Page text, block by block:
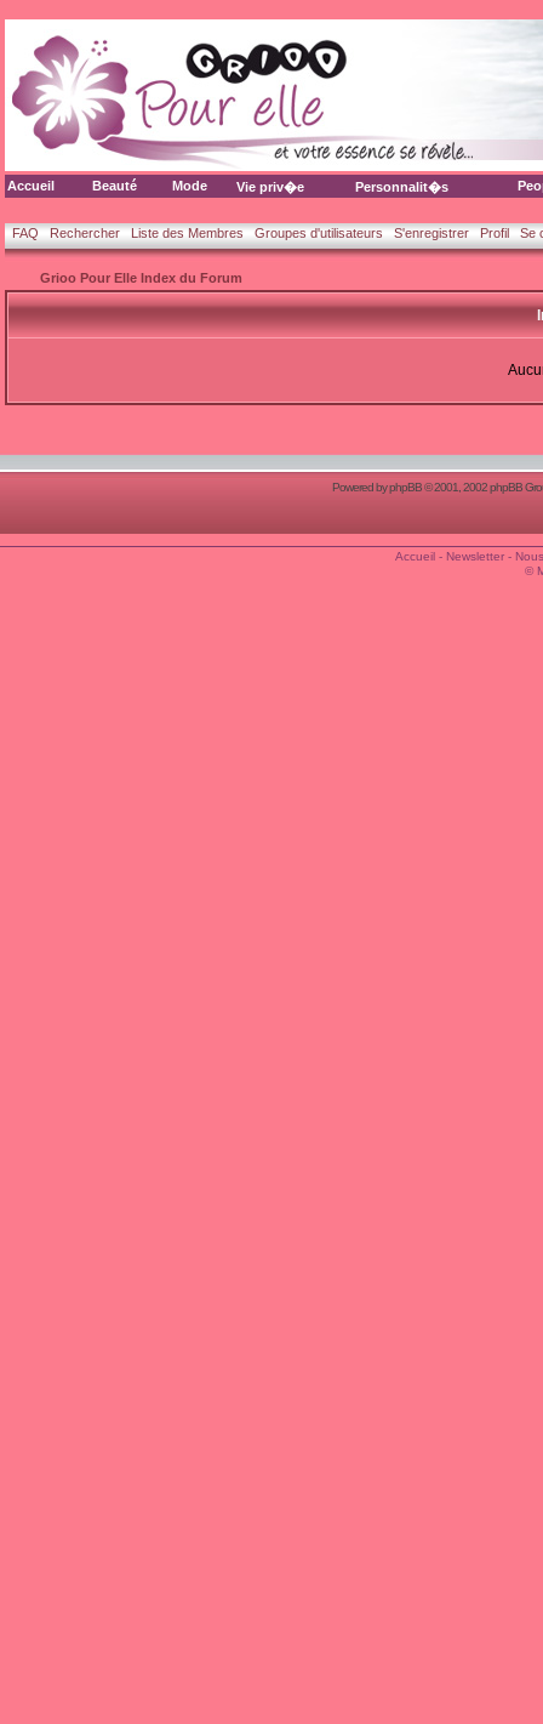
Accueil Beauté Mode Vie priv�e Personnalit�s
FAQ Rechercher Liste des Membres Groupes d'utilisateurs S'enregistrer Profil Se
Grioo Pour Elle Index du Forum
Powered byphpBB© 2001, 2002 phpBB
Accueil- Newsletter-
©